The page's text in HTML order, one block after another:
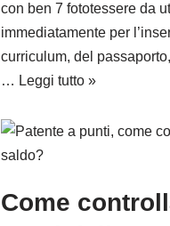
con ben 7 fototessere da
immediatamente per
curriculum, del
… Leggi tutto »
Come